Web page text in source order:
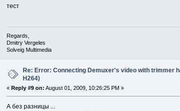
тест
Regards,
Dmitry Vergeles
Solveig Multimedia
Re: Error: Connecting Demuxer's video with trimmer
H264)
« Reply #9 on: August 01, 2009, 10:26:25 PM »
А без разницы ...